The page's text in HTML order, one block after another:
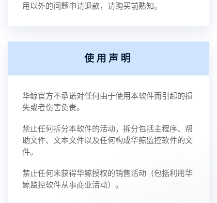
用以外的问题申请退款，请购买前熟知。
使用声明
华鲸官方不承诺对任何由于使用本软件而引起的损
失或者伤害负责。
禁止任何拆分本软件的活动，拆分包括主程序、帮
助文件、文本文件以及任何构成华鲸监控软件的文
件。
禁止任何未获得华鲸授权的销售活动（包括利用华
鲸监控软件从事商业活动）。